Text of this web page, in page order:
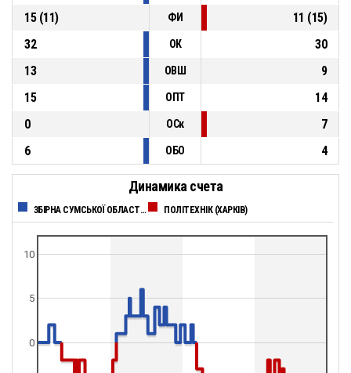
15(11) ФИ 11 (15)
32
ОК
30
13
ОВШ
9
15
ОПТ
14
0
ОСк
7
6
ОБО 4
Динамика счета
ЗБІРНА СУМСЬКОЇ ОБЛАСТІ - БК СУМДУ (СУМИ) ПОЛІТЕХНІК (ХАРКІВ)
0
5
10